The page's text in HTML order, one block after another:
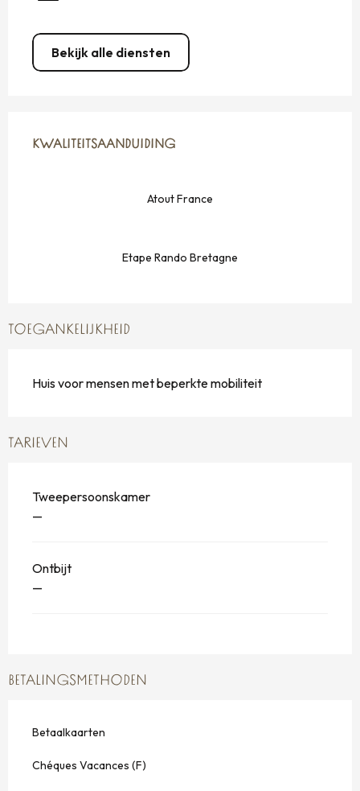
Bekijk alle diensten
KWALITEITSAANDUIDING
KWALITEITSAANDUIDING
Atout France
Etape Rando Bretagne
TOEGANKELIJKHEID
Huis voor mensen met beperkte mobiliteit
TARIEVEN
Tweepersoonskamer
—
Ontbijt
—
BETALINGSMETHODEN
Betaalkaarten
Chéques Vacances (F)